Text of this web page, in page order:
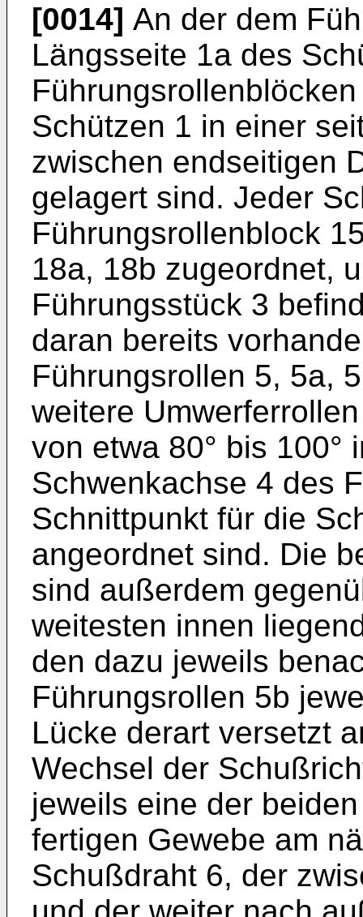
[0014] An der dem
Längsseite 1a des
Schützen 1 in einer
zwischen endseitigen
gelagert sind. Jeder
Führungsrollenblock
18a, 18b zugeordnet,
Führungsstück 3
daran bereits
Führungsrollen 5, 5a,
weitere
von etwa 80° bis 100°
Schwenkachse 4 des
Schnittpunkt für die
angeordnet sind. Die
sind außerdem
weitesten innen
den dazu jeweils
Führungsrollen 5b
Lücke derart versetzt
Wechsel der
jeweils eine der
fertigen Gewebe am
Schußdraht 6, der